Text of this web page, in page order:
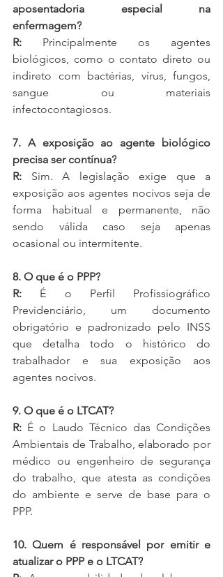
aposentadoria especial na
enfermagem?
R: Principalmente os agentes
biológicos, como o contato direto ou
indireto com bactérias, vírus, fungos,
sangue ou materiais
infectocontagiosos.
7. A exposição ao agente biológico
precisa ser contínua?
R: Sim. A legislação exige que a
exposição aos agentes nocivos seja de
forma habitual e permanente, não
sendo válida caso seja apenas
ocasional ou intermitente.
8. O que é o PPP?
R: É o Perfil Profissiográfico
Previdenciário, um documento
obrigatório e padronizado pelo INSS
que detalha todo o histórico do
trabalhador e sua exposição aos
agentes nocivos.
9. O que é o LTCAT?
R: É o Laudo Técnico das Condições
Ambientais de Trabalho, elaborado por
médico ou engenheiro de segurança
do trabalho, que atesta as condições
do ambiente e serve de base para o
PPP.
10. Quem é responsável por emitir e
atualizar o PPP e o LTCAT?